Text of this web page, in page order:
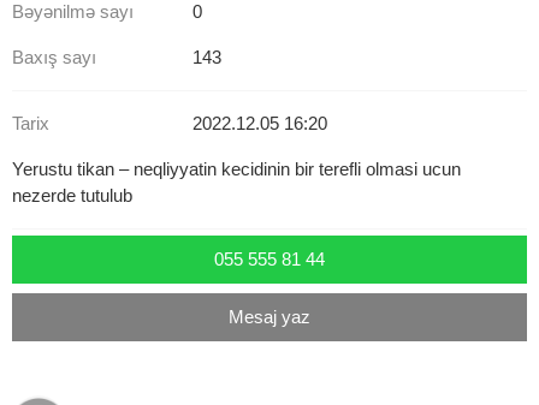
Bəyənilmə sayı 0
Baxış sayı 143
Tarix 2022.12.05 16:20
Yerustu tikan – neqliyyatin kecidinin bir terefli olmasi ucun
nezerde tutulub
055 555 81 44
Mesaj yaz